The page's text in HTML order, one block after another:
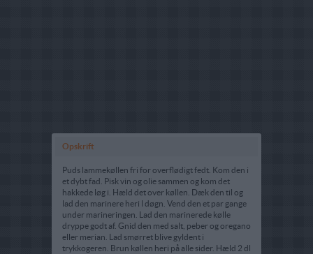
Opskrift
Puds lammekøllen fri for overflødigt fedt. Kom den i
et dybt fad. Pisk vin og olie sammen og kom det
hakkede løg i. Hæld det over køllen. Dæk den til og
lad den marinere heri l døgn. Vend den et par gange
under marineringen. Lad den marinerede kølle
dryppe godt af. Gnid den med salt, peber og oregano
eller merian. Lad smørret blive gyldent i
trykkogeren. Brun køllen heri på alle sider. Hæld 2 dl